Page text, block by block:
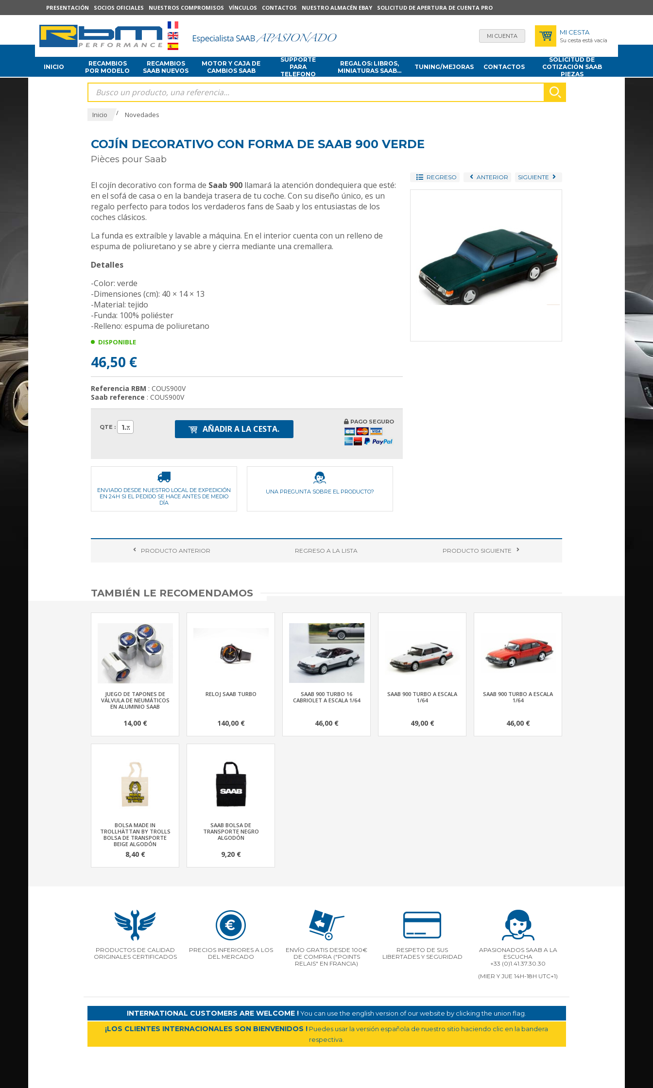
PRESENTACIÓN SOCIOS OFICIALES NUESTROS COMPROMISOS VÍNCULOS CONTACTOS NUESTRO ALMACÉN EBAY SOLICITUD DE APERTURA DE CUENTA PRO
MI CUENTA MI CESTA
Su cesta está vacía
INICIO
RECAMBIOS
POR MODELO
RECAMBIOS
SAAB NUEVOS
MOTOR Y CAJA DE
CAMBIOS SAAB
SUPPORTE
PARA
TELEFONO
REGALOS: LIBROS,
MINIATURAS SAAB...
TUNING/MEJORAS CONTACTOS
SOLICITUD DE
COTIZACIÓN SAAB
PIEZAS
Inicio / Novedades
COJÍN DECORATIVO CON FORMA DE SAAB 900 VERDE
Pièces pour Saab
REGRESO ANTERIOR SIGUIENTE
El cojín decorativo con forma de Saab 900 llamará la atención dondequiera que esté:
en el sofá de casa o en la bandeja trasera de tu coche. Con su diseño único, es un
regalo perfecto para todos los verdaderos fans de Saab y los entusiastas de los
coches clásicos.
La funda es extraíble y lavable a máquina. En el interior cuenta con un relleno de
espuma de poliuretano y se abre y cierra mediante una cremallera.
Detalles
-Color: verde
-Dimensiones (cm): 40 × 14 × 13
-Material: tejido
-Funda: 100% poliéster
-Relleno: espuma de poliuretano
DISPONIBLE
46,50 €
Referencia RBM : COUS900V
Saab reference : COUS900V
QTE : 1 AÑADIR A LA CESTA.
PAGO SEGURO
ENVIADO DESDE NUESTRO LOCAL DE EXPEDICIÓN
EN 24H SI EL PEDIDO SE HACE ANTES DE MEDIO
DÍA
UNA PREGUNTA SOBRE EL PRODUCTO?
PRODUCTOANTERIOR REGRESO A LA LISTA PRODUCTO SIGUIENTE
TAMBIÉN LE RECOMENDAMOS
JUEGO DE TAPONES DE
VÁLVULA DE NEUMÁTICOS
EN ALUMINIO SAAB
14,00 €
RELOJ SAAB TURBO
140,00 €
SAAB 900 TURBO 16
CABRIOLET A ESCALA 1/64
46,00 €
SAAB 900 TURBO A ESCALA
1/64
49,00 €
SAAB 900 TURBO A ESCALA
1/64
46,00 €
BOLSA MADE IN
TROLLHÄTTAN BY TROLLS
BOLSA DE TRANSPORTE
BEIGE ALGODÓN
8,40 €
SAAB BOLSA DE
TRANSPORTE NEGRO
ALGODÓN
9,20 €
PRODUCTOS DE CALIDAD
ORIGINALES CERTIFICADOS
PRECIOS INFERIORES A LOS
DEL MERCADO
ENVÍO GRATIS DESDE 100€
DE COMPRA ("POINTS
RELAIS" EN FRANCIA)
RESPETO DE SUS
LIBERTADES Y SEGURIDAD
APASIONADOS SAAB A LA
ESCUCHA
+33 (0)1.41.37.30.30
(MIER Y JUE 14H-18H UTC+1)
INTERNATIONAL CUSTOMERS ARE WELCOME !You can use the english version of our website by clicking the union flag.
¡LOS CLIENTES INTERNACIONALES SON BIENVENIDOS ! Puedes usar la versión española de nuestro sitio haciendo clic en la bandera
respectiva.